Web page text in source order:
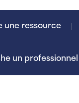
une ressource
un professionnel